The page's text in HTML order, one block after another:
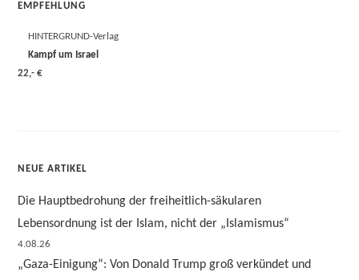
EMPFEHLUNG
HINTERGRUND-Verlag
Kampf um Israel
22,- €
NEUE ARTIKEL
Die Hauptbedrohung der freiheitlich-säkularen
Lebensordnung ist der Islam, nicht der „Islamismus“
4.08.26
„Gaza-Einigung“: Von Donald Trump groß verkündet und